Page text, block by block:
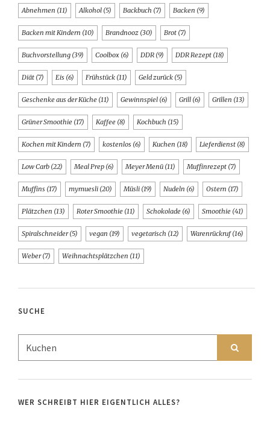
Abnehmen (11) Alkohol (5) Backbuch (7) Backen (9)
Backen mit Kindern (10) Brandnooz (30) Brot (7)
Buchvorstellung (39) Coolbox (6) DDR (9) DDR Rezept (18)
Diät (7) Eis (6) Frühstück (11) Geld zurück (5)
Geschenke aus der Küche (11) Gewinnspiel (6) Grill (6) Grillen (13)
Grüner Smoothie (17) Kaffee (8) Kochbuch (15)
Kochen mit Kindern (7) kostenlos (6) Kuchen (18) Lieferdienst (8)
Low Carb (22) Meal Prep (6) Meyer Menü (11) Muffinrezept (7)
Muffins (17) mymuesli (20) Müsli (19) Nudeln (6) Ostern (17)
Plätzchen (13) Roter Smoothie (11) Schokolade (6) Smoothie (41)
Spiralschneider(5) vegan (19) vegetarisch (12) Warenrückruf(16)
Weber(7) Weihnachtsplätzchen (11)
SUCHE
WER SCHREIBT HIER EIGENTLICH ALLES?